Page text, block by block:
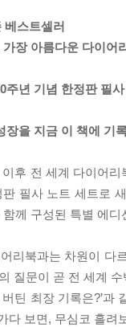
베스트셀러
장 아름다운 다이어
주년 기념 한정판 필
장을 지금 이 책에 기
후 전 세계 다이어
필사 노트 세트로
께 구성된 특별 에디
리북과는 차원이 다
질문이 곧 전 세계
버틴 최장 기록은?’
다 보면, 무심코 흘